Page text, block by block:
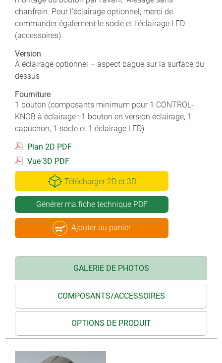
chanfrein. Pour l’éclairage optionnel, merci de
commander également le socle et l’éclairage LED
(accessoires).
Version
À éclairage optionnel – aspect bague sur la surface du
dessus
Fourniture
1 bouton (composants minimum pour 1 CONTROL-
KNOB à éclairage : 1 bouton en version éclairage, 1
capuchon, 1 socle et 1 éclairage LED)
Plan 2D PDF
Vue 3D PDF
Télécharger 2D et 3D
Générer ma fiche technique PDF
Ajouter au panier
GALERIE DE PHOTOS
COMPOSANTS/ACCESSOIRES
OPTIONS DE PRODUIT